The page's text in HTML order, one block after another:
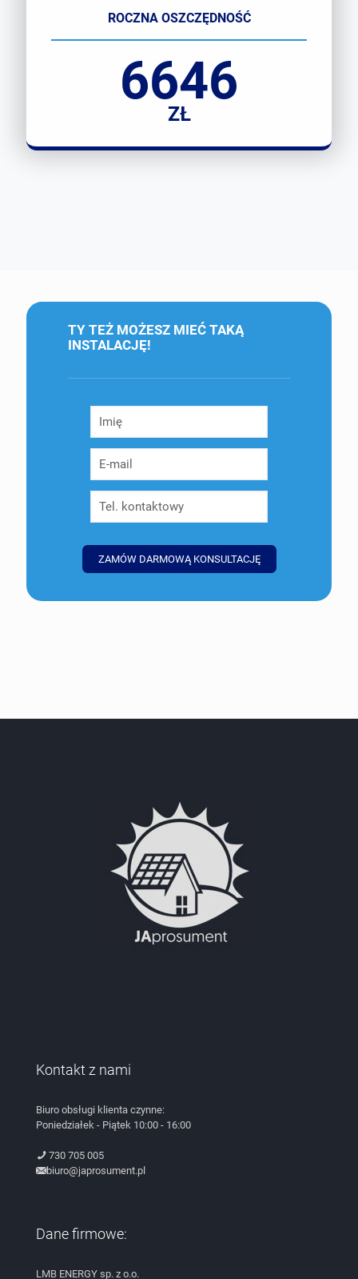
ROCZNA OSZCZĘDNOŚĆ
6646
ZŁ
TY TEŻ MOŻESZ MIEĆ TAKĄ
INSTALACJĘ!
Kontakt z nami
Biuro obsługi klienta czynne:
Poniedziałek - Piątek 10:00 - 16:00
730 705 005
biuro@japrosument.pl
Dane firmowe:
LMB ENERGY sp. z o.o.